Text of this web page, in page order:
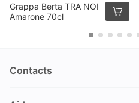
Grappa Berta TRA NOI
Amarone 70cl
Contacts